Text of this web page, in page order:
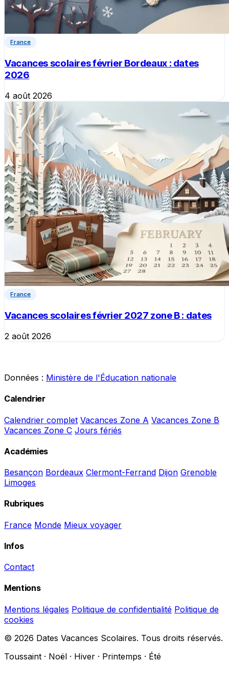
France
Vacances scolaires février Bordeaux : dates
2026
4 août 2026
France
Vacances scolaires février 2027 zone B : dates
2 août 2026
Données : Ministère de l'Éducation nationale
Calendrier
Calendrier complet Vacances Zone A Vacances Zone B
Vacances Zone C Jours fériés
Académies
Besançon Bordeaux Clermont-Ferrand Dijon Grenoble
Limoges
Rubriques
France Monde Mieux voyager
Infos
Contact
Mentions
Mentions légales Politique de confidentialité Politique de
cookies
© 2026 Dates Vacances Scolaires. Tous droits réservés.
Toussaint · Noël · Hiver · Printemps · Été